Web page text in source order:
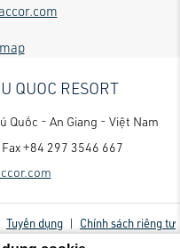
QUOC RESORT
Quốc - An Giang - Việt Nam
Fax+84 297 3546 667
Tuyển dụng | Chính sách riêng tư